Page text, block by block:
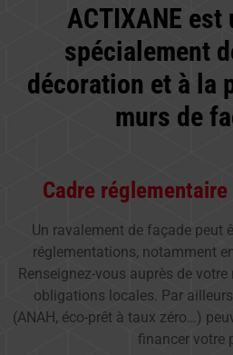
ACTIXANE
spécialement
décoration et à la
murs de
Cadre
Un ravalement de façade peut
réglementations, notamment
Renseignez-vous auprès de
obligations locales. Par
(ANAH, éco-prêt à taux zéro…)
financer votre